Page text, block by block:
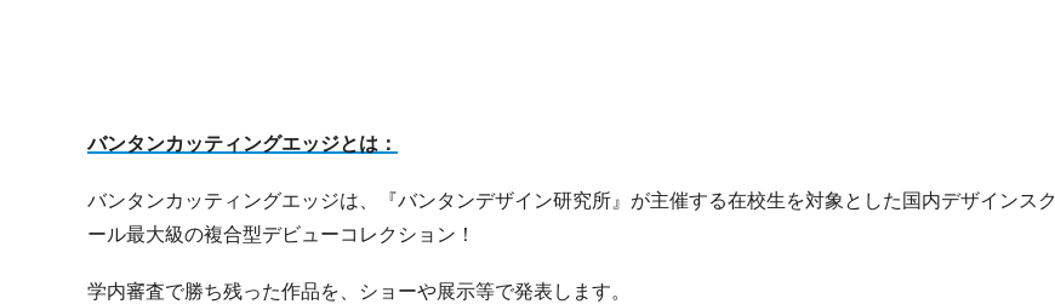
バンタンカッティングエッジとは：
バンタンカッティングエッジは、『バンタンデザイン研究所』が主催する在校生を対象とした国内デザインスク
ール最大級の複合型デビューコレクション！
学内審査で勝ち残った作品を、ショーや展示等で発表します。